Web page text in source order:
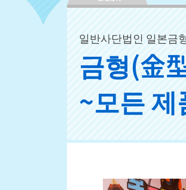
일반사단법인 일본금
금형(金
~모든